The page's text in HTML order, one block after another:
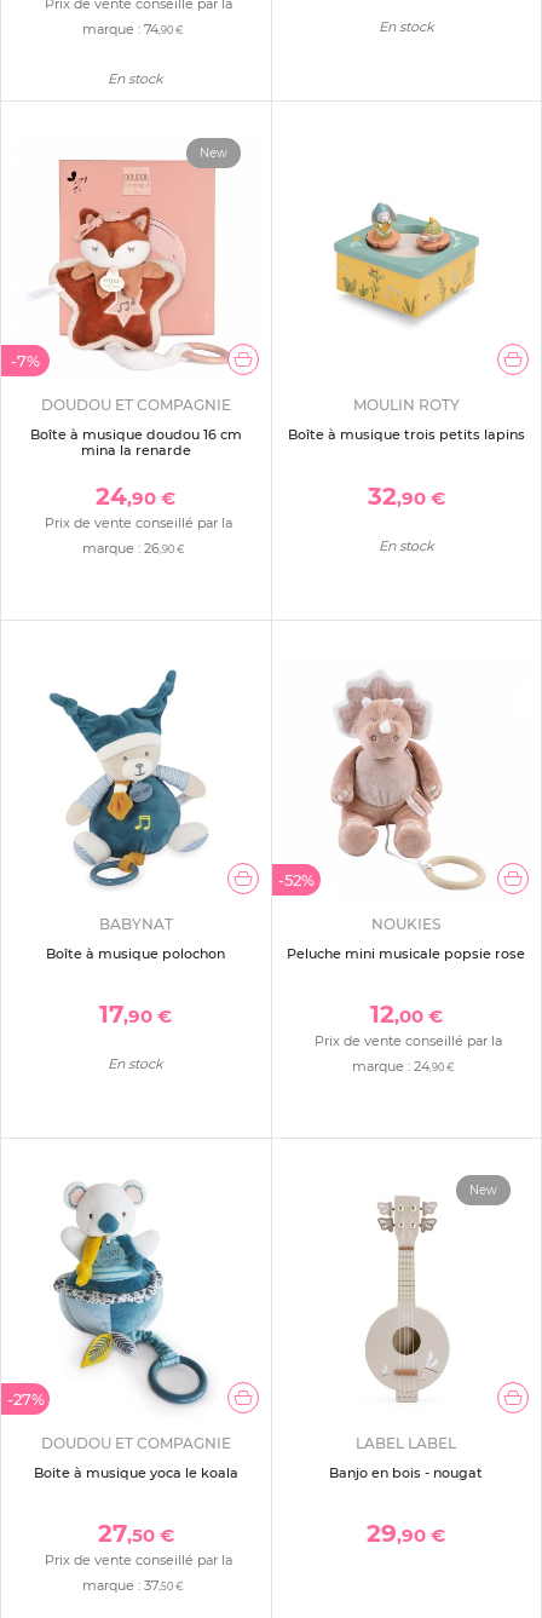
marque :74 ,90 €
En stock
En stock
-7%
New
DOUDOU ET COMPAGNIE
Boîte à musique doudou 16 cm
mina la renarde
24,90 €
Prix de vente conseillé par la
marque : 26,90 €
MOULIN ROTY
Boîte à musique trois petits lapins
32,90 €
En stock
BABYNAT
Boîte à musique polochon
17,90 €
En stock
-52%
NOUKIES
Peluche mini musicale popsie rose
12,00 €
Prix de vente conseillé par la
marque :24,90 €
-27%
DOUDOU ET COMPAGNIE
Boite à musique yoca le koala
27,50 €
Prix de vente conseillé par la
marque :37,50 €
New
LABEL LABEL
Banjo en bois - nougat
29,90 €